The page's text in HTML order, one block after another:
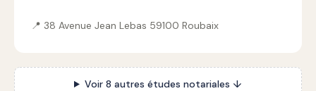
📍 38 Avenue Jean Lebas 59100 Roubaix
Voir 8 autres études notariales ↓